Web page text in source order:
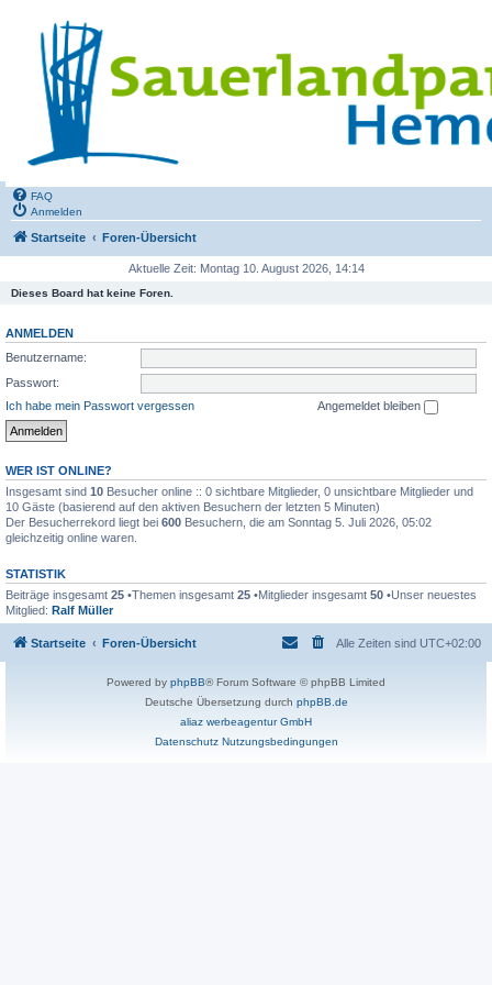
FAQ
Anmelden
Startseite Foren-Übersicht
Aktuelle Zeit: Montag 10. August 2026, 14:14
Dieses Board hat keine Foren.
ANMELDEN
Benutzername:
Passwort:
Ich habe mein Passwort vergessen
Angemeldet bleiben
WER IST ONLINE?
Insgesamt sind 10 Besucher online :: 0 sichtbare Mitglieder, 0 unsichtbare Mitglieder und
10 Gäste (basierend auf den aktiven Besuchern der letzten 5 Minuten)
Der Besucherrekord liegt bei 600 Besuchern, die am Sonntag 5. Juli 2026, 05:02
gleichzeitig online waren.
STATISTIK
Beiträge insgesamt 25 •Themen insgesamt 25 •Mitglieder insgesamt 50 •Unser neuestes
Mitglied: Ralf Müller
Startseite Foren-Übersicht Alle Zeiten sind UTC+02:00
Powered by phpBB® Forum Software © phpBB Limited
Deutsche Übersetzung durch phpBB.de
aliaz werbeagentur GmbH
Datenschutz Nutzungsbedingungen